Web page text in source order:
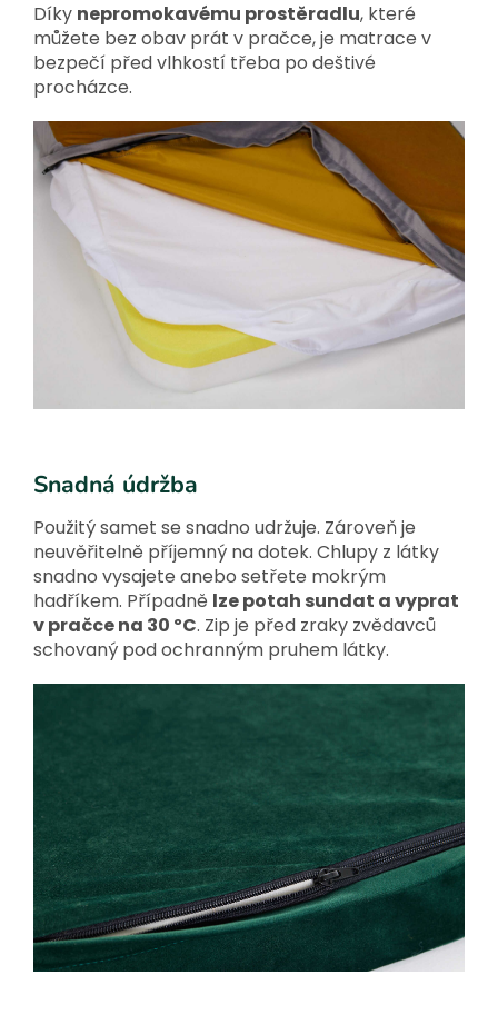
Díky nepromokavému prostěradlu, které
můžete bez obav prát v pračce, je matrace v
bezpečí před vlhkostí třeba po deštivé
procházce.
Snadná údržba
Použitý samet se snadno udržuje. Zároveň je
neuvěřitelně příjemný na dotek. Chlupy z látky
snadno vysajete anebo setřete mokrým
hadříkem. Případně lze potah sundat a vyprat
v pračce na 30 ºC. Zip je před zraky zvědavců
schovaný pod ochranným pruhem látky.